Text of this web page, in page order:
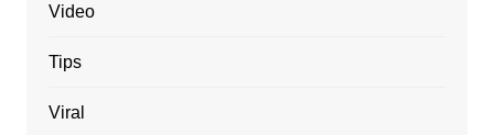
Video
Tips
Viral